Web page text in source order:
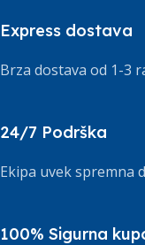
Express dostava
Brza dostava od 1-3
24/7 Podrška
Ekipa uvek spremna
100% Sigurna